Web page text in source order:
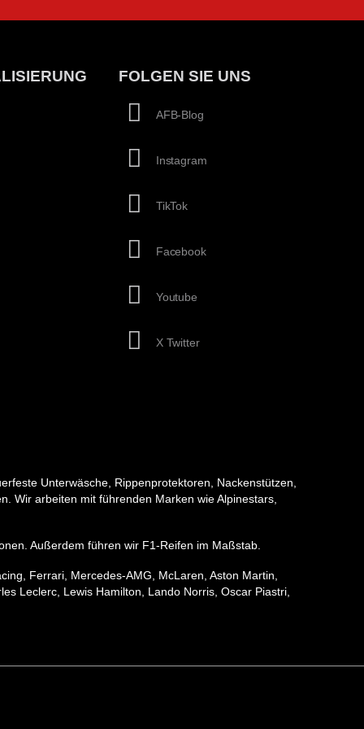
FOLGEN SIE UNS
AFB-Blog
Instagram
TikTok
Facebook
Youtube
X Twitter
Unterwäsche, Rippenprotektoren, Nackenstützen,
Wir arbeiten mit führenden Marken wie Alpinestars,
Außerdem führen wir F1-Reifen im Maßstab.
Ferrari, Mercedes-AMG, McLaren, Aston Martin,
Leclerc, Lewis Hamilton, Lando Norris, Oscar Piastri,